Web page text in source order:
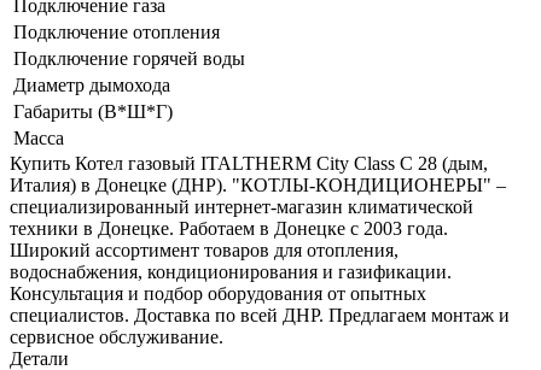
Подключение газа
Подключение отопления
Подключение горячей воды
Диаметр дымохода
Габариты (В*Ш*Г)
Масса
Купить Котел газовый ITALTHERM City Class C 28 (дым,
Италия) в Донецке (ДНР). "КОТЛЫ-КОНДИЦИОНЕРЫ" –
специализированный интернет-магазин климатической
техники в Донецке. Работаем в Донецке с 2003 года.
Широкий ассортимент товаров для отопления,
водоснабжения, кондиционирования и газификации.
Консультация и подбор оборудования от опытных
специалистов. Доставка по всей ДНР. Предлагаем монтаж и
сервисное обслуживание.
Детали